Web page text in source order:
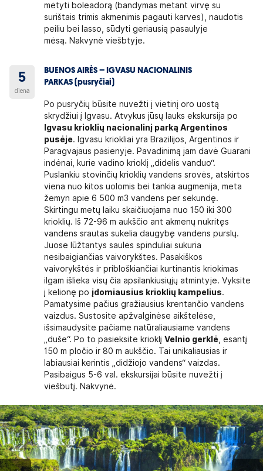
mėtyti boleadorą (bandymas metant virvę su
surištais trimis akmenimis pagauti karves), naudotis
peiliu bei lasso, sūdyti geriausią pasaulyje
mėsą. Nakvynė viešbtyje.
5
diena
BUENOS AIRĖS – IGVASU NACIONALINIS
PARKAS (pusryčiai)
Po pusryčių būsite nuvežti į vietinį oro uostą
skrydžiui į Igvasu. Atvykus jūsų lauks ekskursija po
Igvasu krioklių nacionalinį parką Argentinos
pusėje. Igvasu kriokliai yra Brazilijos, Argentinos ir
Paragvajaus pasienyje. Pavadinimą jam davė Guarani
indėnai, kurie vadino krioklį „didelis vanduo“.
Puslankiu stovinčių krioklių vandens srovės, atskirtos
viena nuo kitos uolomis bei tankia augmenija, meta
žemyn apie 6 500 m3 vandens per sekundę.
Skirtingu metų laiku skaičiuojama nuo 150 iki 300
krioklių. Iš 72-96 m aukščio ant akmenų nukritęs
vandens srautas sukelia daugybę vandens purslų.
Juose lūžtantys saulės spinduliai sukuria
nesibaigiančias vaivorykštes. Pasakiškos
vaivorykštės ir pribloškiančiai kurtinantis kriokimas
ilgam išlieka visų čia apsilankiusiųjų atmintyje. Vyksite
į kelionę po įdomiausius krioklių kampelius.
Pamatysime pačius gražiausius krentančio vandens
vaizdus. Sustosite apžvalginėse aikštelėse,
išsimaudysite pačiame natūraliausiame vandens
„duše“. Po to pasieksite krioklįVelnio gerklė , esantį
150 m pločio ir 80 m aukščio. Tai unikaliausias ir
labiausiai kerintis „didžiojo vandens“ vaizdas.
Pasibaigus 5-6 val. ekskursijai būsite nuvežti į
viešbutį. Nakvynė.